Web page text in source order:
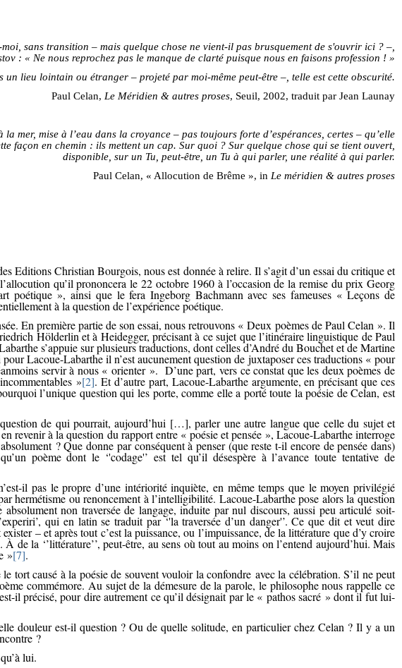
sans transition – mais quelque chose ne vient-il pas brusquement de s'ouvrir ici ? –,
: « Ne nous reprochez pas le manque de clarté puisque nous en faisons profession ! »
lieu lointain ou étranger – projeté par moi-même peut-être –, telle est cette obscurité.
Paul Celan, Le Méridien & autres proses, Seuil, 2002, traduit par Jean Launay
mer, mise à l’eau dans la croyance – pas toujours forte d’espérances, certes – qu’elle
façon en chemin : ils mettent un cap. Sur quoi ? Sur quelque chose qui se tient ouvert,
disponible, sur un Tu, peut-être, un Tu à qui parler, une réalité à qui parler.
Paul Celan, « Allocution de Brême », in Le méridien & autres proses
Editions Christian Bourgois, nous est donnée à relire. Il s’agit d’un essai du critique et
qu’il prononcera le 22 octobre 1960 à l’occasion de la remise du prix Georg
», ainsi que le fera Ingeborg Bachmann avec ses fameuses « Leçons de
à la question de l’expérience poétique.
En première partie de son essai, nous retrouvons « Deux poèmes de Paul Celan ». Il
Hölderlin et à Heidegger, précisant à ce sujet que l’itinéraire linguistique de Paul
s’appuie sur plusieurs traductions, dont celles d’André du Bouchet et de Martine
Lacoue-Labarthe il n’est aucunement question de juxtaposer ces traductions « pour
servir à nous « orienter ». D’une part, vers ce constat que les deux poèmes de
»[2]. Et d’autre part, Lacoue-Labarthe argumente, en précisant que ces
l’unique question qui les porte, comme elle a porté toute la poésie de Celan, est
de qui pourrait, aujourd’hui […], parler une autre langue que celle du sujet et
revenir à la question du rapport entre « poésie et pensée », Lacoue-Labarthe interroge
? Que donne par conséquent à penser (que reste t-il encore de pensée dans)
poème dont le ‘'codage'’ est tel qu’il désespère à l’avance toute tentative de
il pas le propre d’une intériorité inquiète, en même temps que le moyen privilégié
hermétisme ou renoncement à l’intelligibilité. Lacoue-Labarthe pose alors la question
non traversée de langage, induite par nul discours, aussi peu articulé soit-
qui en latin se traduit par ‘'la traversée d’un danger'’. Ce que dit et veut dire
– et après tout c’est la puissance, ou l’impuissance, de la littérature que d’y croire
la ‘’littérature’’, peut-être, au sens où tout au moins on l’entend aujourd’hui. Mais
»[7].
causé à la poésie de souvent vouloir la confondre avec la célébration. S’il ne peut
commémore. Au sujet de la démesure de la parole, le philosophe nous rappelle ce
il précisé, pour dire autrement ce qu’il désignait par le « pathos sacré » dont il fut lui-
douleur est-il question ? Ou de quelle solitude, en particulier chez Celan ? Il y a un
?
lui.